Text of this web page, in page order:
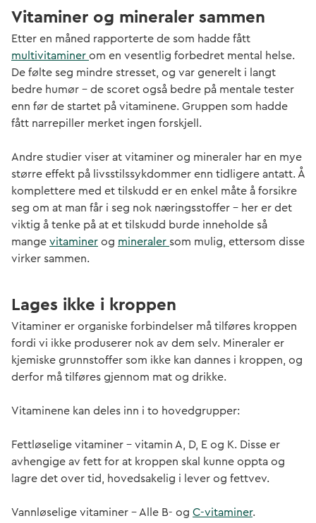
Vitaminer og mineraler sammen
Etter en måned rapporterte de som hadde fått
multivitaminer om en vesentlig forbedret mental helse.
De følte seg mindre stresset, og var generelt i langt
bedre humør – de scoret også bedre på mentale tester
enn før de startet på vitaminene. Gruppen som hadde
fått narrepiller merket ingen forskjell.
Andre studier viser at vitaminer og mineraler har en mye
større effekt på livsstilssykdommer enn tidligere antatt. Å
komplettere med et tilskudd er en enkel måte å forsikre
seg om at man får i seg nok næringsstoffer – her er det
viktig å tenke på at et tilskudd burde inneholde så
mange vitaminer og mineraler som mulig, ettersom disse
virker sammen.
Lages ikke i kroppen
Vitaminer er organiske forbindelser må tilføres kroppen
fordi vi ikke produserer nok av dem selv. Mineraler er
kjemiske grunnstoffer som ikke kan dannes i kroppen, og
derfor må tilføres gjennom mat og drikke.
Vitaminene kan deles inn i to hovedgrupper:
Fettløselige vitaminer – vitamin A, D, E og K. Disse er
avhengige av fett for at kroppen skal kunne oppta og
lagre det over tid, hovedsakelig i lever og fettvev.
Vannløselige vitaminer – Alle B- og C-vitaminer.